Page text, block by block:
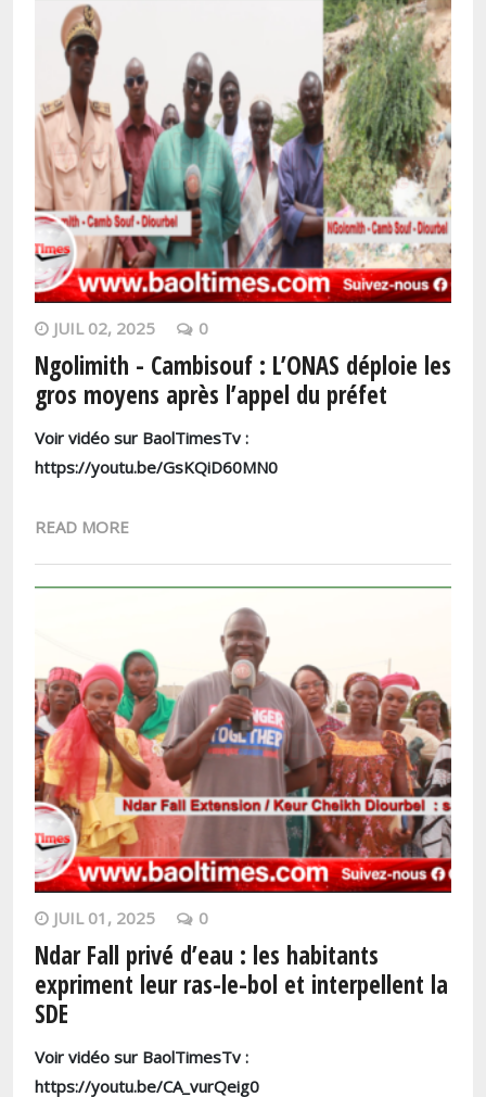
JUIL 02, 2025 0
Ngolimith - Cambisouf : L’ONAS déploie les
gros moyens après l’appel du préfet
Voir vidéo sur BaolTimesTv :
https://youtu.be/GsKQiD60MN0
READ MORE
JUIL 01, 2025 0
Ndar Fall privé d’eau : les habitants
expriment leur ras-le-bol et interpellent la
SDE
Voir vidéo sur BaolTimesTv :
https://youtu.be/CA_vurQeig0